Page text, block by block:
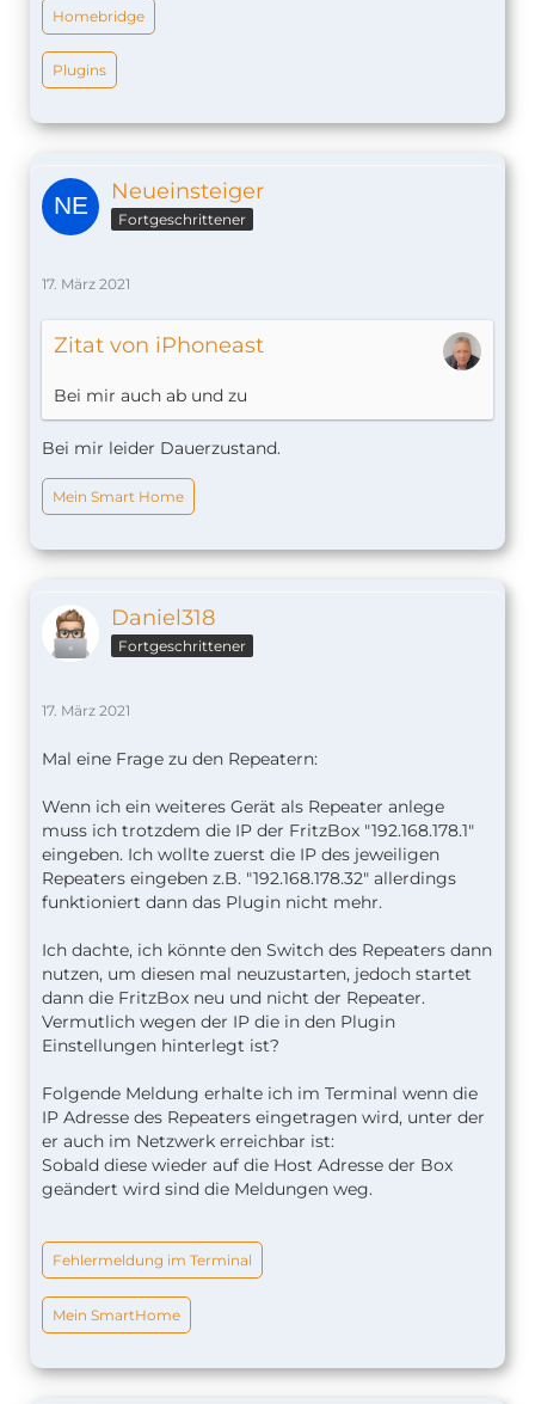
Homebridge
Plugins
Neueinsteiger
Fortgeschrittener
17. März 2021
Zitat von iPhoneast
Bei mir auch ab und zu
Bei mir leider Dauerzustand.
Mein Smart Home
Daniel318
Fortgeschrittener
17. März 2021
Mal eine Frage zu den Repeatern:
Wenn ich ein weiteres Gerät als Repeater anlege
muss ich trotzdem die IP der FritzBox "192.168.178.1"
eingeben. Ich wollte zuerst die IP des jeweiligen
Repeaters eingeben z.B. "192.168.178.32" allerdings
funktioniert dann das Plugin nicht mehr.
Ich dachte, ich könnte den Switch des Repeaters dann
nutzen, um diesen mal neuzustarten, jedoch startet
dann die FritzBox neu und nicht der Repeater.
Vermutlich wegen der IP die in den Plugin
Einstellungen hinterlegt ist?
Folgende Meldung erhalte ich im Terminal wenn die
IP Adresse des Repeaters eingetragen wird, unter der
er auch im Netzwerk erreichbar ist:
Sobald diese wieder auf die Host Adresse der Box
geändert wird sind die Meldungen weg.
Fehlermeldung im Terminal
Mein SmartHome